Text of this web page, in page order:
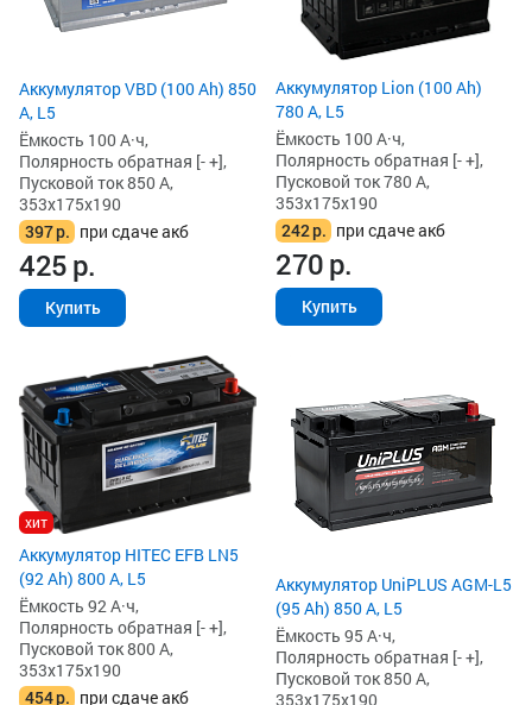
Аккумулятор VBD (100 Ah) 850
А, L5
Ёмкость 100 А·ч,
Полярность обратная [- +],
Пусковой ток 850 А,
353x175x190
397р. при сдаче акб
425р.
Купить
Аккумулятор Lion (100 Ah)
780 А, L5
Ёмкость 100 А·ч,
Полярность обратная [- +],
Пусковой ток 780 А,
353x175x190
242р. при сдаче акб
270р.
Купить
хит
Аккумулятор HITEC EFB LN5
(92 Ah) 800 А, L5
Ёмкость 92 А·ч,
Полярность обратная [- +],
Пусковой ток 800 А,
353x175x190
454р. при сдаче акб
Аккумулятор UniPLUS AGM-L5
(95 Ah) 850 А, L5
Ёмкость 95 А·ч,
Полярность обратная [- +],
Пусковой ток 850 А,
353x175x190